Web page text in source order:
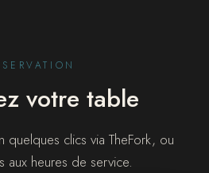
votre table
quelques clics via TheFork, ou
aux heures de service.